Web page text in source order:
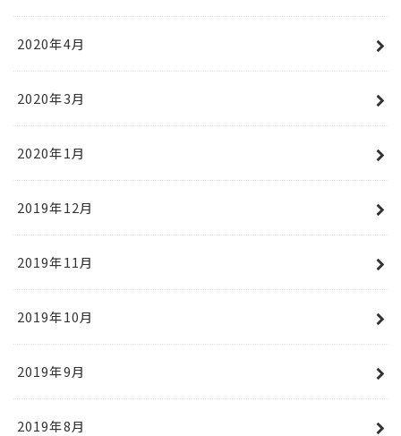
2020年4月
2020年3月
2020年1月
2019年12月
2019年11月
2019年10月
2019年9月
2019年8月